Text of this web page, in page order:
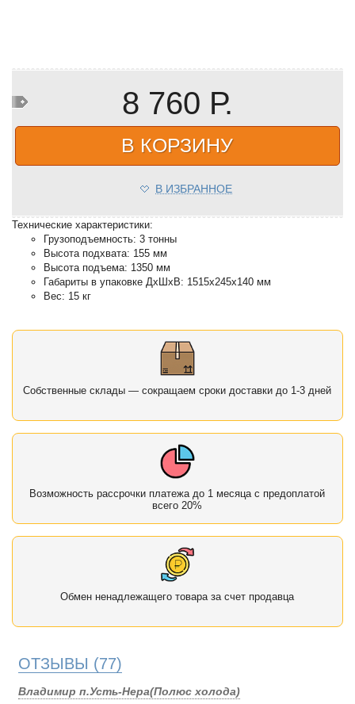
8 760 Р.
В КОРЗИНУ
В ИЗБРАННОЕ
Технические характеристики:
Грузоподъемность: 3 тонны
Высота подxвата: 155 мм
Высота подъема: 1350 мм
Габариты в упаковке ДxШxВ: 1515х245х140 мм
Вес: 15 кг
Собственные склады — сокращаем сроки доставки до 1-3 дней
Возможность рассрочки платежа до 1 месяца с предоплатой
всего 20%
Обмен ненадлежащего товара за счет продавца
ОТЗЫВЫ (77)
Владимир п.Усть-Нера(Полюс холода)